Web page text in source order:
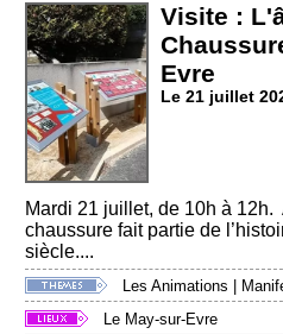
Visite :
Evre
Le 21 juillet
Mardi 21 juillet, de 10h à 12h.
chaussure fait partie de
siècle....
Les Animations
Le May-sur-Evre